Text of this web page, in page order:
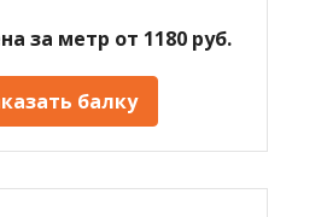
за метр от 1180 руб.
балку